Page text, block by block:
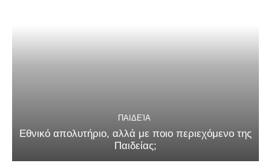
ΠΑΙΔΕΊΑ
Εθνικό απολυτήριο, αλλά με ποιο περιεχόμενο της
Παιδείας;